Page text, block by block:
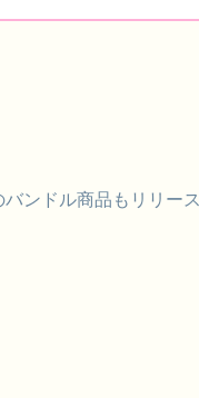
ンドル商品もリリース